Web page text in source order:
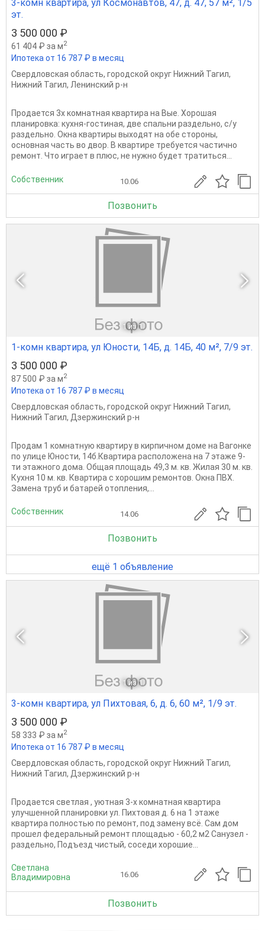
3-комн квартира, ул Космонавтов, 47, д. 47, 57 м², 1/5
эт.
3 500 000 ₽
61 404 ₽ за м2
Ипотека от 16 787 ₽ в месяц
Свердловская область, городской округ Нижний Тагил,
Нижний Тагил, Ленинский р-н
Продается 3х комнатная квартира на Вые. Хорошая
планировка: кухня-гостиная, две спальни раздельно, с/у
раздельно. Окна квартиры выходят на обе стороны,
основная часть во двор. В квартире требуется частично
ремонт. Что играет в плюс, не нужно будет тратиться...
Собственник 10.06
Позвонить
1 из 1
1-комн квартира, ул Юности, 14Б, д. 14Б, 40 м², 7/9 эт.
3 500 000 ₽
87 500 ₽ за м2
Ипотека от 16 787 ₽ в месяц
Свердловская область, городской округ Нижний Тагил,
Нижний Тагил, Дзержинский р-н
Продам 1 комнатную квартиру в кирпичном доме на Вагонке
по улице Юности, 14б.Квартира расположена на 7 этаже 9-
ти этажного дома. Общая площадь 49,3 м. кв. Жилая 30 м. кв.
Кухня 10 м. кв. Квартира с хорошим ремонтов. Окна ПВХ.
Замена труб и батарей отопления,...
Собственник 14.06
Позвонить
ещё 1 объявление
1 из 1
3-комн квартира, ул Пихтовая, 6, д. 6, 60 м², 1/9 эт.
3 500 000 ₽
58 333 ₽ за м2
Ипотека от 16 787 ₽ в месяц
Свердловская область, городской округ Нижний Тагил,
Нижний Тагил, Дзержинский р-н
Продается светлая , уютная 3-х комнатная квартира
улучшенной планировки ул. Пихтовая д. 6 на 1 этаже
квартира полностью по ремонт, под замену всё. Сам дом
прошел федеральный ремонт площадью - 60,2 м2 Санузел -
раздельно, Подъезд чистый, соседи хорошие...
Светлана
Владимировна
16.06
Позвонить